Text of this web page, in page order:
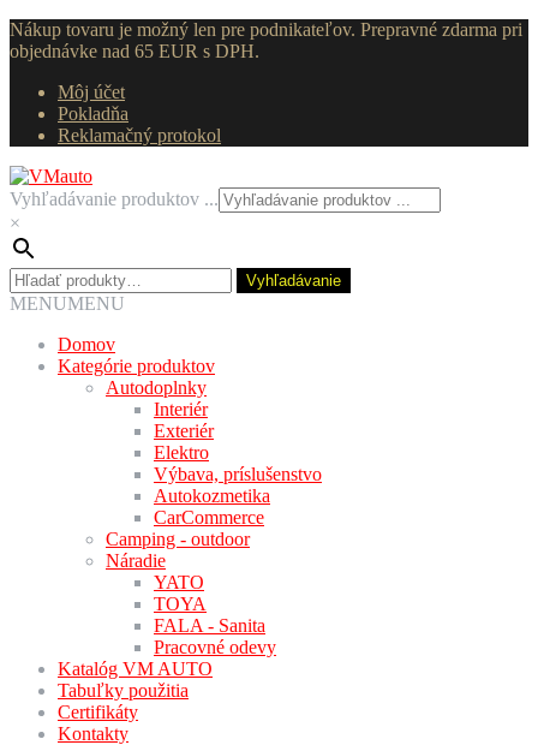
Nákup tovaru je možný len pre podnikateľov. Prepravné zdarma pri
objednávke nad 65 EUR s DPH.
Môj účet
Pokladňa
Reklamačný protokol
Preskočiť
na
navigáciu
Preskočiť
na
obsah
Vyhľadávanie produktov ...
×
Hľadať: Vyhľadávanie
MENUMENU
Domov
Kategórie produktov
Autodoplnky
Interiér
Exteriér
Elektro
Výbava, príslušenstvo
Autokozmetika
CarCommerce
Camping - outdoor
Náradie
YATO
TOYA
FALA - Sanita
Pracovné odevy
Katalóg VM AUTO
Tabuľky použitia
Certifikáty
Kontakty